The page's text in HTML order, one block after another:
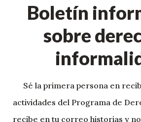
Boletín
sobre
Sé la primera persona en
actividades del Programa de
recibe en tu correo historias y